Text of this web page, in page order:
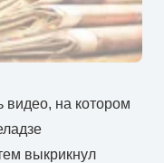
видео, на котором
выкрикнул